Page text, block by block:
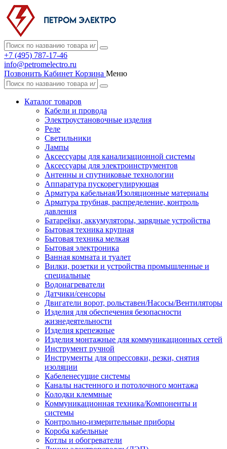
+7 (495) 787-17-46
info@petromelectro.ru
Позвонить Кабинет Корзина Меню
Каталог товаров
Кабели и провода
Электроустановочные изделия
Реле
Светильники
Лампы
Аксессуары для канализационной системы
Аксессуары для электроинструментов
Антенны и спутниковые технологии
Аппаратура пускорегулирующая
Арматура кабельная/Изоляционные материалы
Арматура трубная, распределение, контроль
давления
Батарейки, аккумуляторы, зарядные устройства
Бытовая техника крупная
Бытовая техника мелкая
Бытовая электроника
Ванная комната и туалет
Вилки, розетки и устройства промышленные и
специальные
Водонагреватели
Датчики/сенсоры
Двигатели ворот, рольставен/Насосы/Вентиляторы
Изделия для обеспечения безопасности
жизнедеятельности
Изделия крепежные
Изделия монтажные для коммуникационных сетей
Инструмент ручной
Инструменты для опрессовки, резки, снятия
изоляции
Кабеленесущие системы
Каналы настенного и потолочного монтажа
Колодки клеммные
Коммуникационная техника/Компоненты и
системы
Контрольно-измерительные приборы
Короба кабельные
Котлы и обогреватели